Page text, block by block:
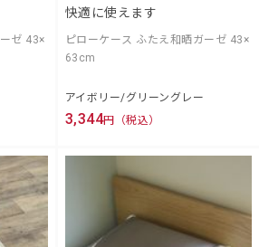
ゼ 43×
快適に使えます
ピローケース ふたえ和晒ガーゼ 43×
63cm
アイボリー/グリーングレー
3,344円（税込）